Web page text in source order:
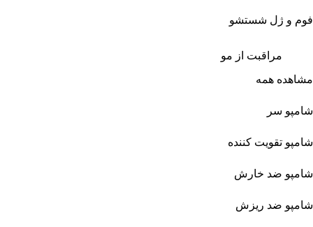
فوم و ژل شستشو
مراقبت از مو
مشاهده همه
شامپو سر
شامپو تقویت کننده
شامپو ضد خارش
شامپو ضد ریزش